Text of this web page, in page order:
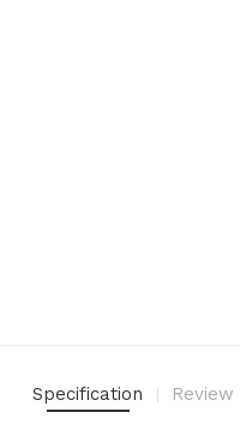
Specification Review